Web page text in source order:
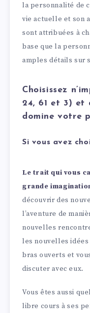
la personnalité de
vie actuelle et son
sont attribuées à
base que la
amples détails sur
Choisissez
24, 61 et 3) et
domine votre
Si vous avez
Le trait qui vous
grande
découvrir des
l’aventure de
nouvelles
les nouvelles
bras ouverts et
discuter avec eux.
Vous êtes aussi
libre cours à ses